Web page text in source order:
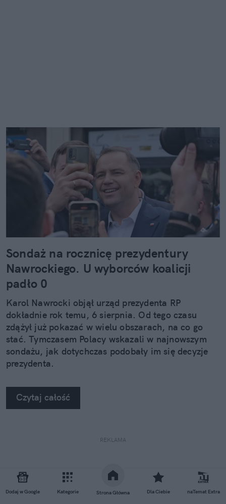
Dodaj w Google Kategorie Strona Główna Dla Ciebie naTemat Extra
Sondaż na rocznicę prezydentury
Nawrockiego. U wyborców koalicji
padło 0
Karol Nawrocki objął urząd prezydenta RP
dokładnie rok temu, 6 sierpnia. Od tego czasu
zdążył już pokazać w wielu obszarach, na co go
stać. Tymczasem Polacy wskazali w najnowszym
sondażu, jak dotychczas podobały im się decyzje
prezydenta.
Czytaj całość
REKLAMA